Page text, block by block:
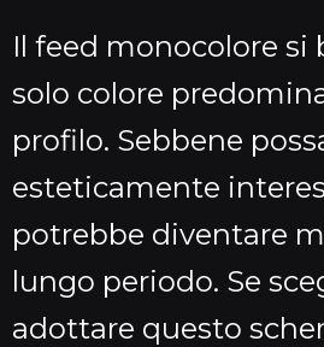
Il feed monocolore si
solo colore
profilo. Sebbene
esteticamente
potrebbe diventare
lungo periodo. Se
adottare questo